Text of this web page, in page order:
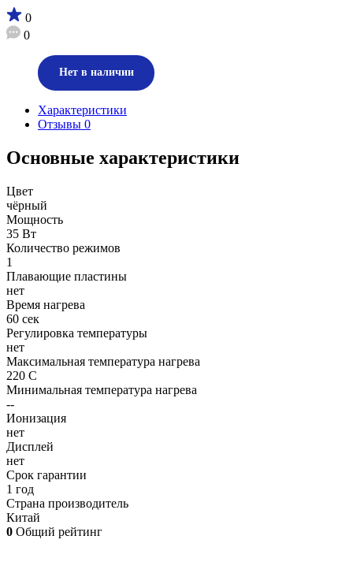
0
0
Нет в наличии
Характеристики
Отзывы 0
Основные характеристики
Цвет
чёрный
Мощность
35 Вт
Количество режимов
1
Плавающие пластины
нет
Время нагрева
60 сек
Регулировка температуры
нет
Максимальная температура нагрева
220 С
Минимальная температура нагрева
--
Ионизация
нет
Дисплей
нет
Срок гарантии
1 год
Страна производитель
Китай
0 Общий рейтинг